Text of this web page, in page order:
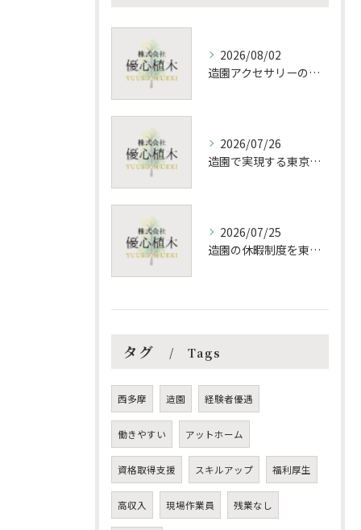
2026/08/02
造園アクセサリーの種類と用途一覧初心者に最適な揃え方と選び方ガイド
2026/07/26
造園で実現する東京都の環境保護と緑化推進策を詳しく解説
2026/07/25
造園の休暇制度を東京都羽村市で納得して選ぶための働き方比較ガイド
タグ Tags
西多摩 造園 経験者優遇
働きやすい アットホーム
資格取得支援 スキルアップ 福利厚生
高収入 現場作業員 残業なし